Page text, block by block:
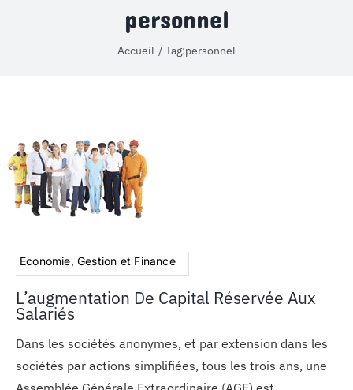
personnel
Accueil Tag:personnel
Economie, Gestion et Finance
L’augmentation De Capital Réservée Aux
Salariés
Dans les sociétés anonymes, et par extension dans les
sociétés par actions simplifiées, tous les trois ans, une